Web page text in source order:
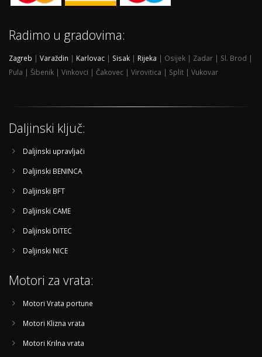
Radimo u gradovima:
Zagreb | Varaždin | Karlovac | Sisak | Rijeka | Osijek | Zadar | Sl. Brod |
Pula | Šibenik | Vinkovci | Čakovec | Virovitica | Split | Vukovar
Daljinski ključ:
Daljinski upravljači
Daljinski BENINCA
Daljinski BFT
Daljinski CAME
Daljinski DITEC
Daljinski NICE
Motori za vrata:
Motori Vrata portune
Motori Klizna vrata
Motori Krilna vrata